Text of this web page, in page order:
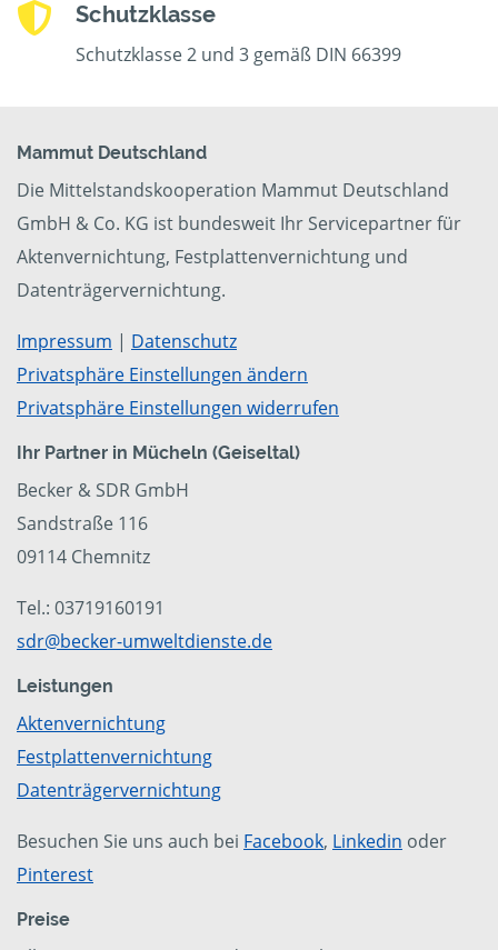
Schutzklasse
Schutzklasse 2 und 3 gemäß DIN 66399
Mammut Deutschland
Die Mittelstandskooperation Mammut Deutschland
GmbH & Co. KG ist bundesweit Ihr Servicepartner für
Aktenvernichtung, Festplattenvernichtung und
Datenträgervernichtung.
Impressum | Datenschutz
Privatsphäre Einstellungen ändern
Privatsphäre Einstellungen widerrufen
Ihr Partner in Mücheln (Geiseltal)
Becker & SDR GmbH
Sandstraße 116
09114 Chemnitz
Tel.: 03719160191
sdr@becker-umweltdienste.de
Leistungen
Aktenvernichtung
Festplattenvernichtung
Datenträgervernichtung
Besuchen Sie uns auch bei Facebook, Linkedin oder
Pinterest
Preise